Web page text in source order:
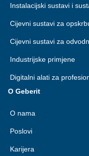
Instalacijski sustavi i
Cijevni sustavi za
Cijevni sustavi za
Industrijske primjene
Digitalni alati za
O Geberit
O nama
Poslovi
Karijera